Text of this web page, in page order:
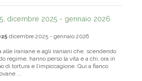
dicembre 2025 - gennaio 2026
dicembre 2025 - gennaio 2026
alle iraniane e agli iraniani che, scendendo
regime, hanno perso la vita e a chi, ora in
di tortura e l’impiccagione. Qui a fianco
...